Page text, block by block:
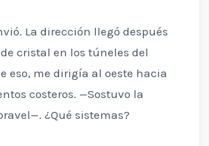
La dirección llegó después
cristal en los túneles del
eso, me dirigía al oeste hacia
costeros. —Sostuvo la
¿Qué sistemas?